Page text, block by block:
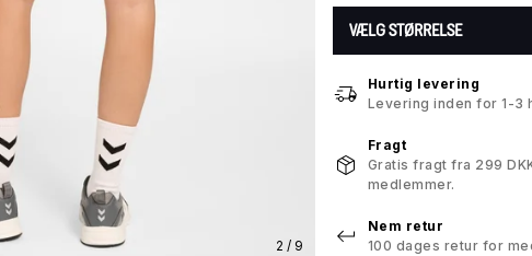
2 / 9
VÆLG STØRRELSE
Hurtig levering
Levering inden for 1-3
Fragt
Gratis fragt fra 299
medlemmer.
Nem retur
100 dages retur for